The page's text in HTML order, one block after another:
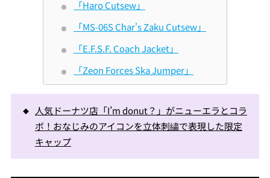
「Haro Cutsew」
「MS-06S Char's Zaku Cutsew」
「E.F.S.F. Coach Jacket」
「Zeon Forces Ska Jumper」
人気ドーナツ店「I’m donut？」がニューエラとコラ
ボ！おなじみのアイコンを立体刺繍で表現した限定
キャップ